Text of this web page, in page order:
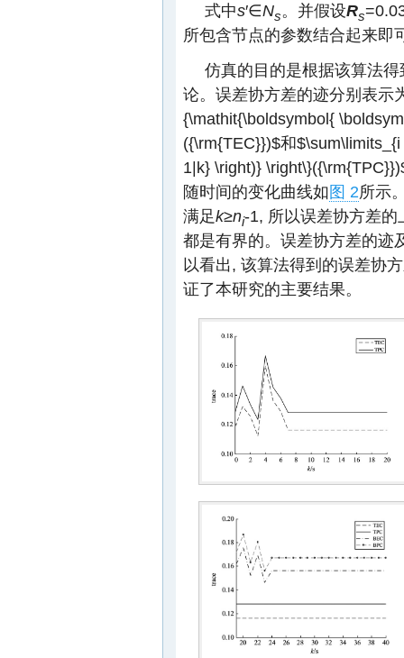
式中s′∈Ns。并假设Rs
所包含节点的参数结合起来即
仿真的目的是根据该算法
论。误差协方差的迹分别表示
{\mathit{\boldsymbol{
({\rm{TEC}})$和
1|k} \right)}
随时间的变化曲线如图 2所示
满足k≥ni-1, 所以误差协方差的
都是有界的。误差协方差的迹
以看出, 该算法得到的误差协
证了本研究的主要结果。